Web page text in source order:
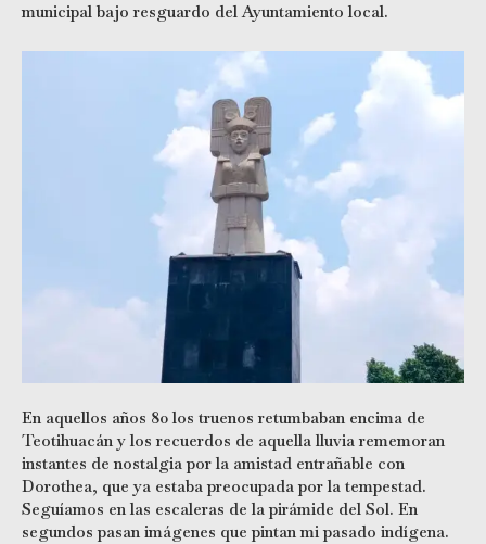
municipal bajo resguardo del Ayuntamiento local.
En aquellos años 80 los truenos retumbaban encima de
Teotihuacán y los recuerdos de aquella lluvia rememoran
instantes de nostalgia por la amistad entrañable con
Dorothea, que ya estaba preocupada por la tempestad.
Seguíamos en las escaleras de la pirámide del Sol. En
segundos pasan imágenes que pintan mi pasado indígena.